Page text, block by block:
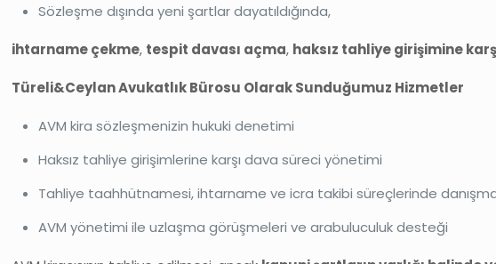
Sözleşme dışında yeni şartlar dayatıldığında,
ihtarname çekme, tespit davası açma, haksız tahliye girişimine
Türeli&Ceylan Avukatlık Bürosu Olarak Sunduğumuz Hizmetler
AVM kira sözleşmenizin hukuki denetimi
Haksız tahliye girişimlerine karşı dava süreci yönetimi
Tahliye taahhütnamesi, ihtarname ve icra takibi süreçlerinde
AVM yönetimi ile uzlaşma görüşmeleri ve arabuluculuk desteği